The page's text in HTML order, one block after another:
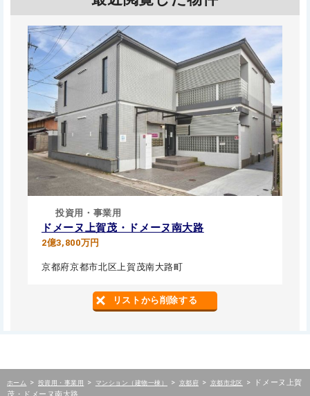
投資用・事業用
ドメーヌ上賀茂・ドメーヌ南大路
2億3,800万円
京都府京都市北区上賀茂南大路町
リストから削除する
ホーム > 投資用・事業用 > マンション（建物一棟） > 京都府 > 京都市北区 >
ドメーヌ上賀
茂・ドメーヌ南大路